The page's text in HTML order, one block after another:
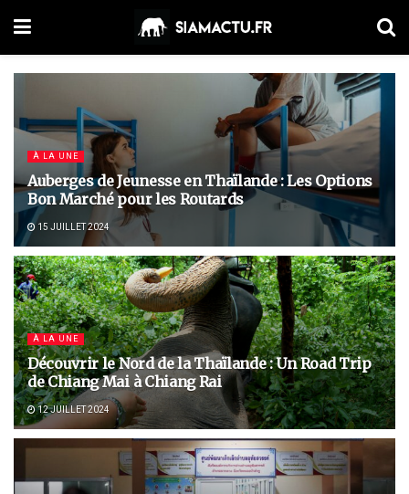
À LA UNE
Auberges de Jeunesse en Thaïlande : Les Options
Bon Marché pour les Routards
15 JUILLET 2024
À LA UNE
Découvrir le Nord de la Thaïlande : Un Road Trip
de Chiang Mai à Chiang Rai
12 JUILLET 2024